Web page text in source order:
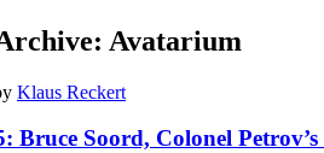
Avatarium
Klaus Reckert
Bruce Soord, Colonel